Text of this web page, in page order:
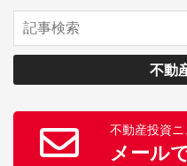
不動
不動産投資
メール